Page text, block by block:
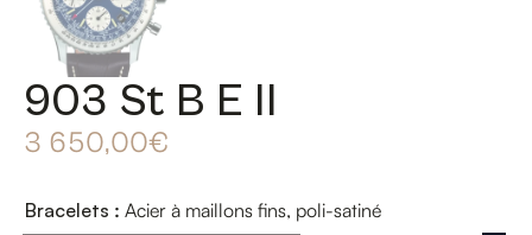
903 St B E II
3 650,00€
Bracelets : Acier à maillons fins, poli-satiné